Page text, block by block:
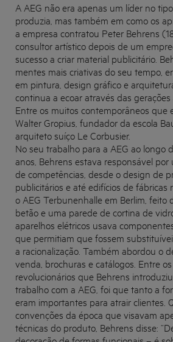
A AEG não era apenas um líder no
produzia, mas também em como os
a empresa contratou Peter Behrens
consultor artístico depois de um
sucesso a criar material publicitário.
mentes mais criativas do seu tempo,
em pintura, design gráfico e
continua a ecoar através das gerações
Entre os muitos contemporâneos que
Walter Gropius, fundador da escola
arquiteto suíço Le Corbusier.
No seu trabalho para a AEG ao longo
anos, Behrens estava responsável
de competências, desde o design de
publicitários e até edifícios de fábricas
o AEG Terbunenhalle em Berlim, feito
betão e uma parede de cortina de
aparelhos elétricos usava
que permitiam que fossem
a racionalização. Também abordou o
venda, brochuras e catálogos. Entre
revolucionários que Behrens
trabalho com a AEG, foi que tanto a
eram importantes para atrair clientes.
convenções da época que visavam
técnicas do produto, Behrens disse: